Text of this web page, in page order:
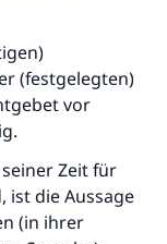
(festgelegten)
vor
Zeit für
ist die Aussage
(in ihrer